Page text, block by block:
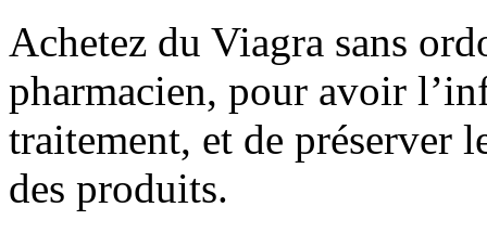
Achetez du Viagra sans
pharmacien, pour avoir
traitement, et de préserver
des produits.